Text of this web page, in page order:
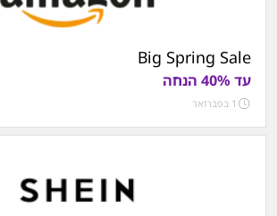
Big Spring Sale
עד 40% הנחה
1 בפברואר